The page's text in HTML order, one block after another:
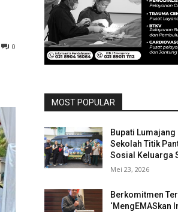
0
MOST POPULAR
Bupati
Sekolah Titik
Sosial Keluarga
Mei 23, 2026
Berkomitmen
‘MengEMASkan